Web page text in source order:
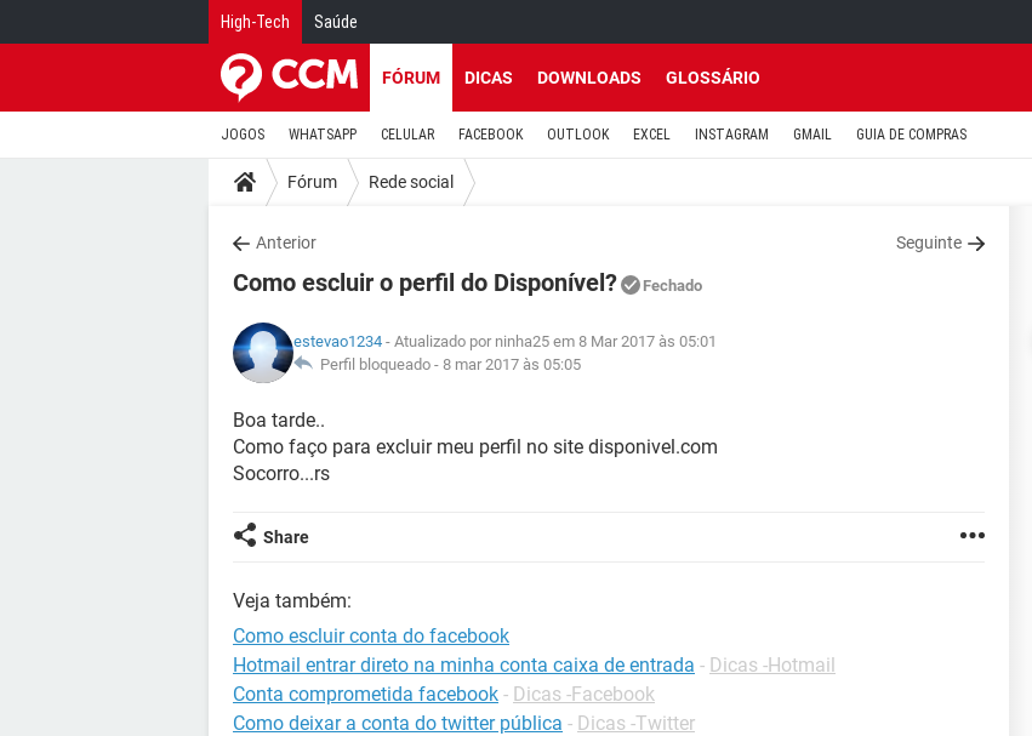
High-Tech Saúde
FÓRUM DICAS DOWNLOADS GLOSSÁRIO
JOGOS WHATSAPP CELULAR FACEBOOK OUTLOOK EXCEL INSTAGRAM GMAIL GUIA DE COMPRAS
Fórum Rede social
Anterior Seguinte
Como escluir o perfil do Disponível? Fechado
estevao1234 - Atualizado por ninha25 em 8 Mar 2017 às 05:01
Perfil bloqueado - 8 mar 2017 às 05:05
Boa tarde..
Como faço para excluir meu perfil no site disponivel.com
Socorro...rs
Share
Veja também:
Como escluir conta do facebook
Hotmail entrar direto na minha conta caixa de entrada - Dicas -Hotmail
Conta comprometida facebook - Dicas -Facebook
Como deixar a conta do twitter pública - Dicas -Twitter